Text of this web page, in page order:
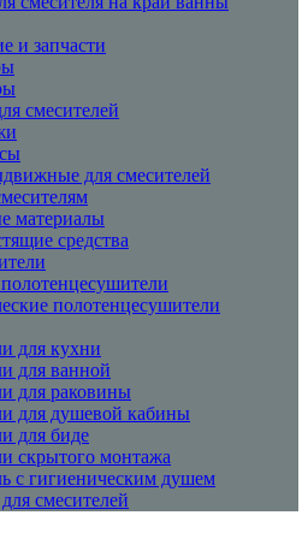
и запчасти
смесителей
для смесителей
материалы
средства
полотенцесушители
для кухни
для ванной
для раковины
для душевой кабины
для биде
скрытого монтажа
с гигиеническим душем
смесителей